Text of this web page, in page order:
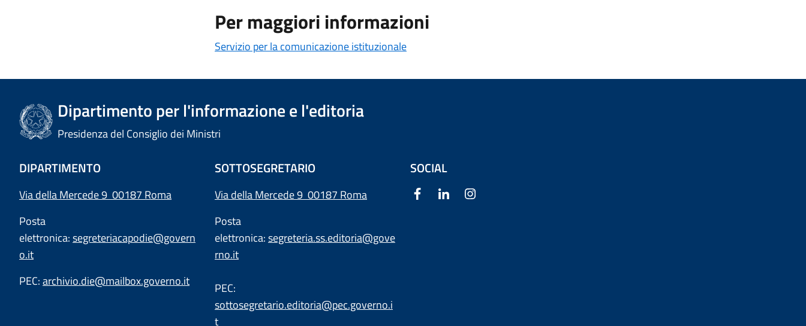
Per maggiori informazioni
Servizio per la comunicazione istituzionale
Dipartimento per l'informazione e l'editoria
Presidenza del Consiglio dei Ministri
DIPARTIMENTO
Via della Mercede 9 00187 Roma
Posta
elettronica:segreteriacapodie@govern
o.it
PEC:archivio.die@mailbox.governo.it
SOTTOSEGRETARIO
Via della Mercede 9 00187 Roma
Posta
elettronica:segreteria.ss.editoria@gove
rno.it
PEC:
sottosegretario.editoria@pec.governo.i
t
SOCIAL